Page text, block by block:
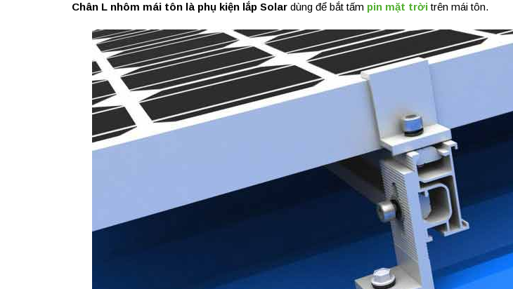
Chân L nhôm mái tôn là phụ kiện lắp Solar dùng để bắt tấm pin mặt trờitrên mái tôn.